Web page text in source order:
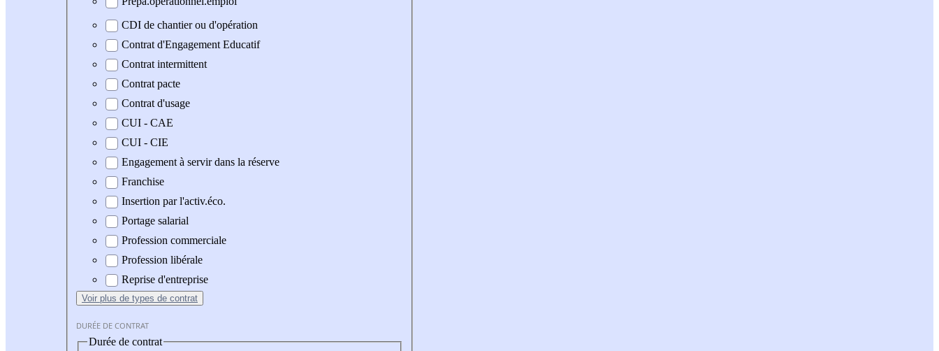
CDI de chantier ou d'opération
Contrat d'Engagement Educatif
Contrat intermittent
Contrat pacte
Contrat d'usage
CUI - CAE
CUI - CIE
Engagement à servir dans la réserve
Franchise
Insertion par l'activ.éco.
Portage salarial
Profession commerciale
Profession libérale
Reprise d'entreprise
Voir plus de types de contrat
DURÉE DE CONTRAT
Durée de contrat